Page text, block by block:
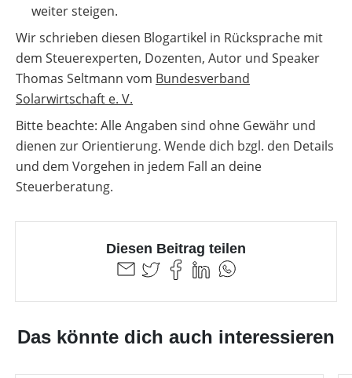
weiter steigen.
Wir schrieben diesen Blogartikel in Rücksprache mit
dem Steuerexperten, Dozenten, Autor und Speaker
Thomas Seltmann vom Bundesverband
Solarwirtschaft e. V.
Bitte beachte: Alle Angaben sind ohne Gewähr und
dienen zur Orientierung. Wende dich bzgl. den Details
und dem Vorgehen in jedem Fall an deine
Steuerberatung.
Diesen Beitrag teilen
Das könnte dich auch interessieren